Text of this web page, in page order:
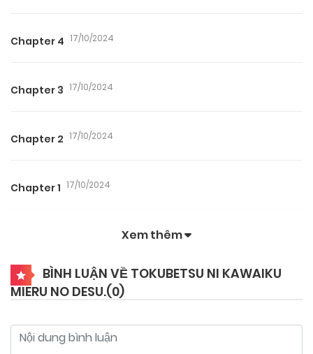
Chapter 4 17/10/2024
Chapter 3 17/10/2024
Chapter 2 17/10/2024
Chapter 1 17/10/2024
Xem thêm
BÌNH LUẬN VỀ TOKUBETSU NI KAWAIKU
MIERU NO DESU.(0)